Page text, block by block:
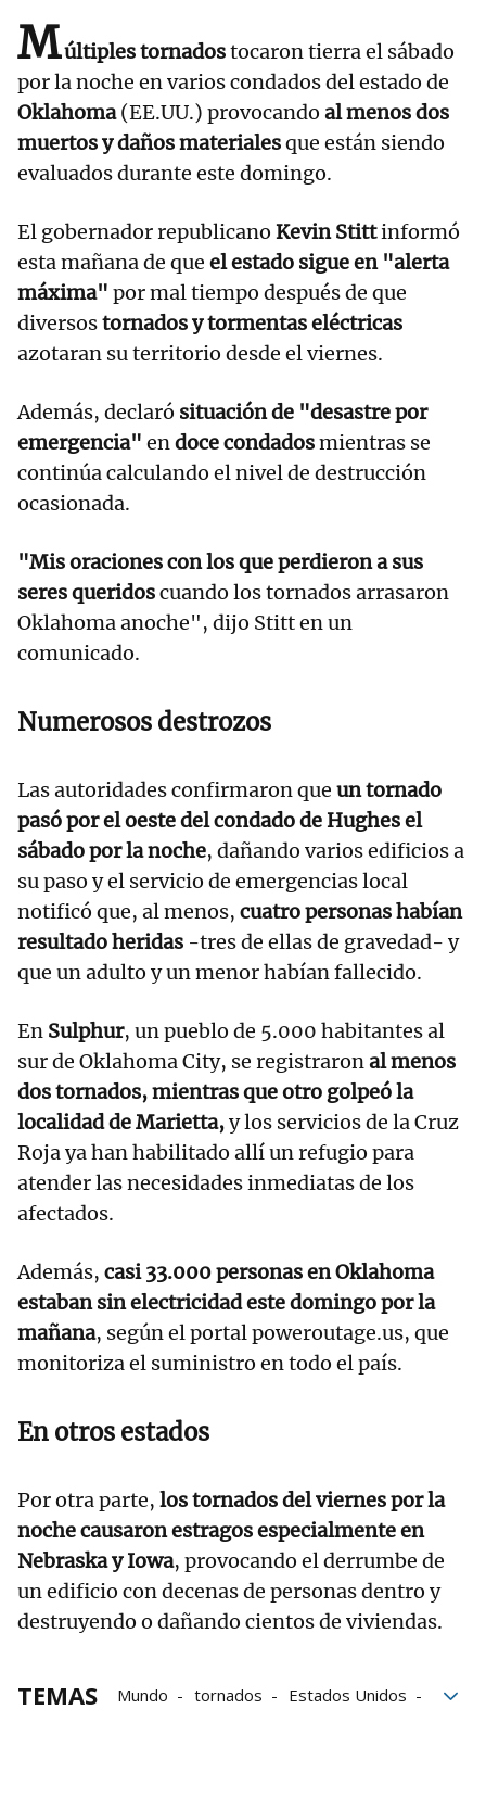
Múltiples tornadostocaron tierra el sábado
por la noche en varios condados del estado de
Oklahoma(EE.UU.) provocando al menos dos
muertos y daños materialesque están siendo
evaluados durante este domingo.
El gobernador republicano Kevin Stittinformó
esta mañana de que el estado sigue en "alerta
máxima" por mal tiempo después de que
diversostornados y tormentas eléctricas
azotaran su territorio desde el viernes.
Además, declaró situación de "desastre por
emergencia" endoce condadosmientras se
continúa calculando el nivel de destrucción
ocasionada.
"Mis oraciones con los que perdieron a sus
seres queridoscuando los tornados arrasaron
Oklahoma anoche", dijo Stitt en un
comunicado.
Numerosos destrozos
Las autoridades confirmaron que un tornado
pasó por el oeste del condado de Hughes el
sábado por la noche, dañando varios edificios a
su paso y el servicio de emergencias local
notificó que, al menos, cuatro personas habían
resultado heridas -tres de ellas de gravedad- y
que un adulto y un menor habían fallecido.
En Sulphur, un pueblo de 5.000 habitantes al
sur de Oklahoma City, se registraronal menos
dos tornados, mientras que otro golpeó la
localidad de Marietta,y los servicios de la Cruz
Roja ya han habilitado allí un refugio para
atender las necesidades inmediatas de los
afectados.
Además, casi 33.000 personas en Oklahoma
estaban sin electricidad este domingo por la
mañana, según el portal poweroutage.us, que
monitoriza el suministro en todo el país.
En otros estados
Por otra parte, los tornados del viernes por la
noche causaron estragos especialmente en
Nebraska y Iowa, provocando el derrumbe de
un edificio con decenas de personas dentro y
destruyendo o dañando cientos de viviendas.
TEMAS Mundo tornados
Estados Unidos